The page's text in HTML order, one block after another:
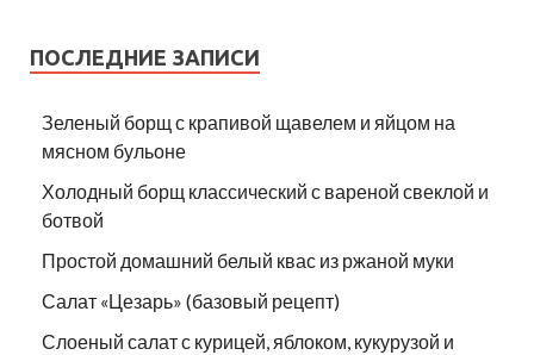
ПОСЛЕДНИЕ ЗАПИСИ
Зеленый борщ с крапивой щавелем и яйцом на
мясном бульоне
Холодный борщ классический с вареной свеклой и
ботвой
Простой домашний белый квас из ржаной муки
Салат «Цезарь» (базовый рецепт)
Слоеный салат с курицей, яблоком, кукурузой и